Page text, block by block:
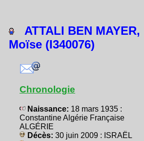
ATTALI BEN MAYER,
Moïse (I340076)
Chronologie
Naissance: 18 mars 1935 :
Constantine Algérie Française
ALGÉRIE
Décès: 30 juin 2009 : ISRAËL